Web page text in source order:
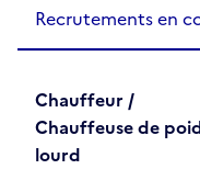
Recrutements en
Chauffeur /
Chauffeuse de
lourd